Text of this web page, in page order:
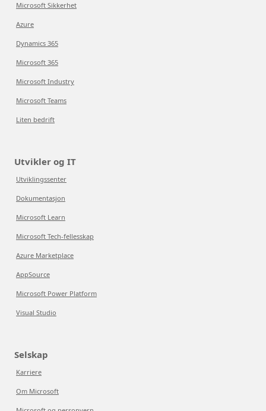
Microsoft Sikkerhet
Azure
Dynamics 365
Microsoft 365
Microsoft Industry
Microsoft Teams
Liten bedrift
Utvikler og IT
Utviklingssenter
Dokumentasjon
Microsoft Learn
Microsoft Tech-fellesskap
Azure Marketplace
AppSource
Microsoft Power Platform
Visual Studio
Selskap
Karriere
Om Microsoft